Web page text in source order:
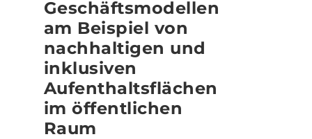
Geschäftsmodellen
am Beispiel von
nachhaltigen und
inklusiven
Aufenthaltsflächen
im öffentlichen
Raum